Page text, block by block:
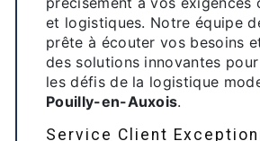
et logistiques. Notre équipe
prête à écouter vos besoins
des solutions innovantes
les défis de la logistique
Pouilly-en-Auxois.
Service Client